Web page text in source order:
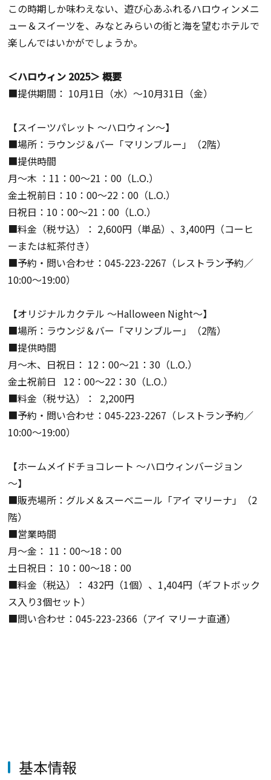
この時期しか味わえない、遊び心あふれるハロウィンメニ
ュー＆スイーツを、みなとみらいの街と海を望むホテルで
楽しんではいかがでしょうか。
＜ハロウィン 2025＞ 概要
■提供期間： 10月1日（水）～10月31日（金）
【スイーツパレット ～ハロウィン～】
■場所：ラウンジ＆バー「マリンブルー」（2階）
■提供時間
月～木 ：11：00～21：00（L.O.）
金土祝前日：10：00～22：00（L.O.）
日祝日：10：00～21：00（L.O.）
■料金（税サ込）： 2,600円（単品）、3,400円（コーヒ
ーまたは紅茶付き）
■予約・問い合わせ：045-223-2267（レストラン予約／
10:00～19:00）
【オリジナルカクテル ～Halloween Night～】
■場所：ラウンジ＆バー「マリンブルー」（2階）
■提供時間
月～木、日祝日： 12：00～21：30（L.O.）
金土祝前日 12：00～22：30（L.O.）
■料金（税サ込）： 2,200円
■予約・問い合わせ：045-223-2267（レストラン予約／
10:00～19:00）
【ホームメイドチョコレート ～ハロウィンバージョン
～】
■販売場所：グルメ＆スーベニール「アイ マリーナ」（2
階）
■営業時間
月～金： 11：00～18：00
土日祝日： 10：00～18：00
■料金（税込）： 432円（1個）、1,404円（ギフトボック
ス入り3個セット）
■問い合わせ：045-223-2366（アイ マリーナ直通）
基本情報